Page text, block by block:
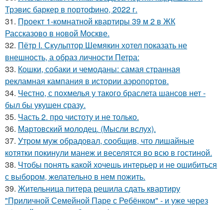
Трэвис баркер в портофино, 2022 г.
31. Проект 1-комнатной квартиры 39 м 2 в ЖК
Рассказово в новой Москве.
32. Пётр I. Скульптор Шемякин хотел показать не
внешность, а образ личности Петра:
33. Кошки, собаки и чемоданы: самая странная
рекламная кампания в истории аэропортов.
34. Честно, с похмелья у такого браслета шансов нет -
был бы укушен сразу.
35. Часть 2. про чистоту и не только.
36. Мартовский молодец. (Мысли вслух).
37. Утром муж обрадовал, сообщив, что лишайные
котятки покинули манеж и веселятся во всю в гостиной.
38. Чтобы понять какой хочешь интерьер и не ошибиться
с выбором, желательно в нем пожить.
39. Жительница питера решила сдать квартиру
"Приличной Семейной Паре с Ребёнком" - и уже через